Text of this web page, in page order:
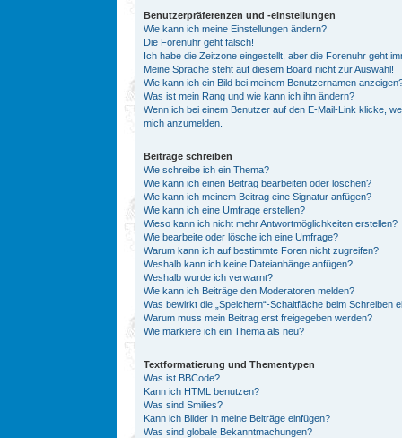
Benutzerpräferenzen und -einstellungen
Wie kann ich meine Einstellungen ändern?
Die Forenuhr geht falsch!
Ich habe die Zeitzone eingestellt, aber die Forenuhr geht
Meine Sprache steht auf diesem Board nicht zur Auswahl!
Wie kann ich ein Bild bei meinem Benutzernamen
Was ist mein Rang und wie kann ich ihn ändern?
Wenn ich bei einem Benutzer auf den E-Mail-Link klicke,
mich anzumelden.
Beiträge schreiben
Wie schreibe ich ein Thema?
Wie kann ich einen Beitrag bearbeiten oder löschen?
Wie kann ich meinem Beitrag eine Signatur anfügen?
Wie kann ich eine Umfrage erstellen?
Wieso kann ich nicht mehr Antwortmöglichkeiten erstellen?
Wie bearbeite oder lösche ich eine Umfrage?
Warum kann ich auf bestimmte Foren nicht zugreifen?
Weshalb kann ich keine Dateianhänge anfügen?
Weshalb wurde ich verwarnt?
Wie kann ich Beiträge den Moderatoren melden?
Was bewirkt die „Speichern“-Schaltfläche beim Schreiben
Warum muss mein Beitrag erst freigegeben werden?
Wie markiere ich ein Thema als neu?
Textformatierung und Thementypen
Was ist BBCode?
Kann ich HTML benutzen?
Was sind Smilies?
Kann ich Bilder in meine Beiträge einfügen?
Was sind globale Bekanntmachungen?